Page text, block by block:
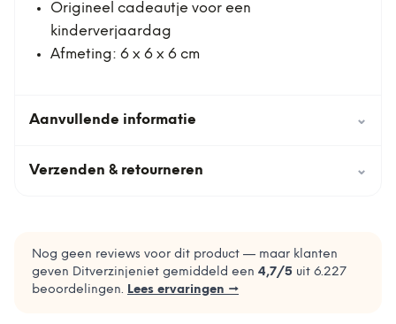
Origineel cadeautje voor een
kinderverjaardag
Afmeting: 6 x 6 x 6 cm
Aanvullende informatie ⌄
Verzenden & retourneren ⌄
Nog geen reviews voor dit product — maar klanten
geven Ditverzinjeniet gemiddeld een 4,7/5 uit 6.227
beoordelingen. Lees ervaringen →